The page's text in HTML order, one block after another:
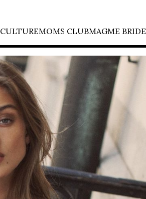
CULTUREMOMS CLUBMAGME BRIDE